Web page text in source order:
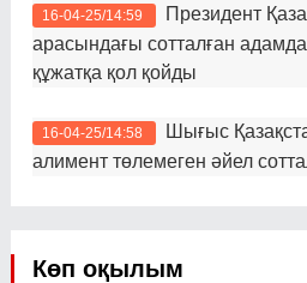
16-04-25/14:59
Президент
арасындағы сотталған
құжатқа қол қойды
16-04-25/14:58
Шығыс
алимент төлемеген әйел
Көп оқылым